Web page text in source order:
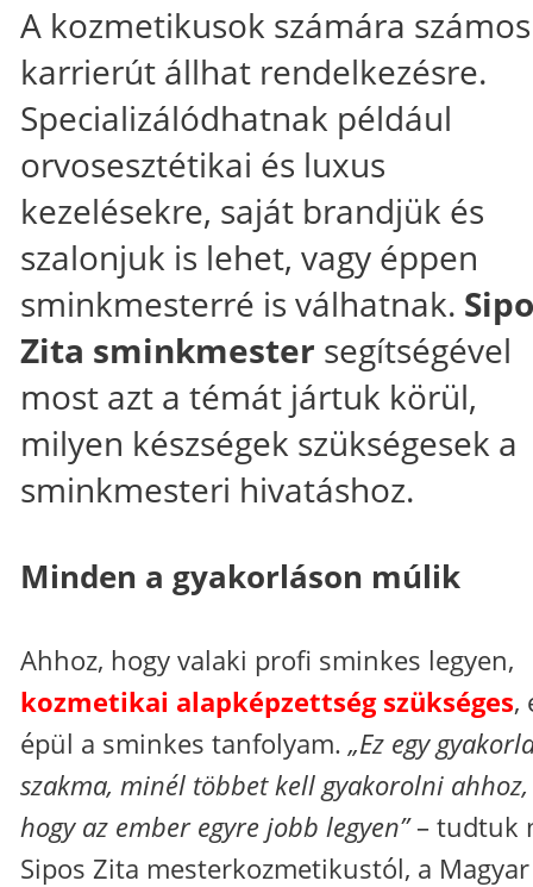
A kozmetikusok számára számos
karrierút állhat rendelkezésre.
Specializálódhatnak például
orvosesztétikai és luxus
kezelésekre, saját brandjük és
szalonjuk is lehet, vagy éppen
sminkmesterré is válhatnak.
Zita sminkmester segítségével
most azt a témát jártuk körül,
milyen készségek szükségesek a
sminkmesteri hivatáshoz.
Minden a gyakorláson múlik
Ahhoz, hogy valaki profi sminkes legyen,
kozmetikai alapképzettség szükséges,
épül a sminkes tanfolyam. „Ez egy
szakma, minél többet kell gyakorolni ahhoz,
hogy az ember egyre jobb legyen”– tudtuk
Sipos Zita mesterkozmetikustól, a Magyar